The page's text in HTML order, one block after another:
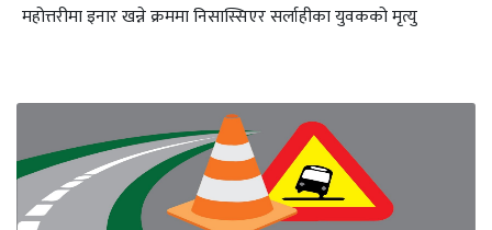
महोत्तरीमा इनार खन्ने क्रममा निसास्सिएर सर्लाहीका युवकको मृत्यु